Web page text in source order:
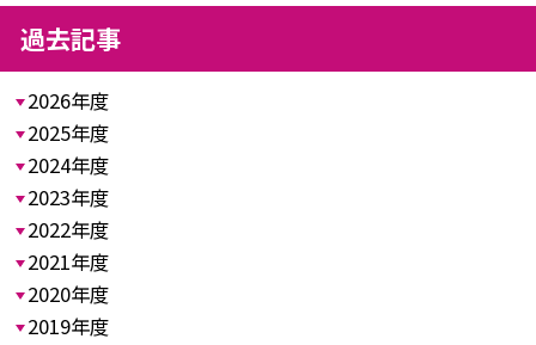
過去記事
2026年度
2025年度
2024年度
2023年度
2022年度
2021年度
2020年度
2019年度